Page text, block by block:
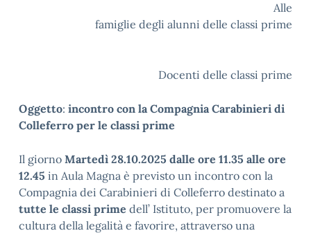
Alle
famiglie degli alunni delle classi prime
Docenti delle classi prime
Oggetto: incontro con la Compagnia Carabinieri di
Colleferro per le classi prime
Il giorno Martedì 28.10.2025 dalle ore 11.35 alle ore
12.45 in Aula Magna è previsto un incontro con la
Compagnia dei Carabinieri di Colleferro destinato a
tutte le classi prime dell’ Istituto, per promuovere la
cultura della legalità e favorire, attraverso una